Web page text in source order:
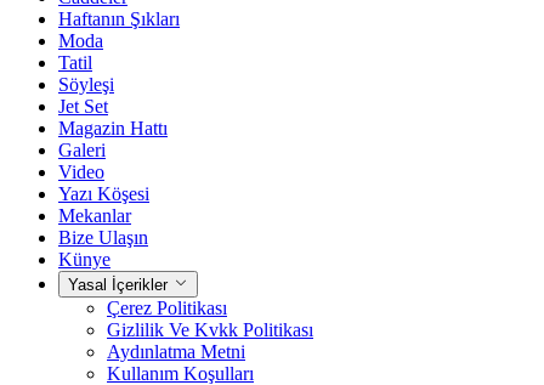
Haftanın Şıkları
Moda
Tatil
Söyleşi
Jet Set
Magazin Hattı
Galeri
Video
Yazı Köşesi
Mekanlar
Bize Ulaşın
Künye
Yasal İçerikler
Çerez Politikası
Gizlilik Ve Kvkk Politikası
Aydınlatma Metni
Kullanım Koşulları